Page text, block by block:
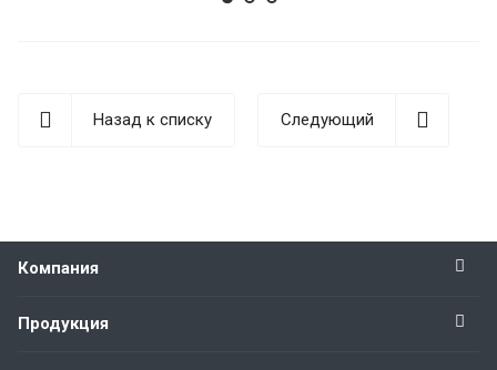
Назад к списку Следующий
Компания
Продукция